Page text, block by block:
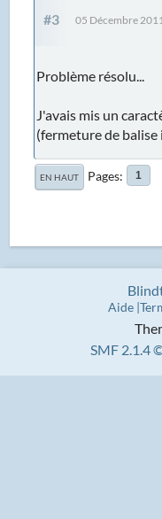
#3 05 Décembre
Problème résolu...
J'avais mis un
(fermeture de balise
EN HAUT Pages 1
SMF 2.1.4
Aide